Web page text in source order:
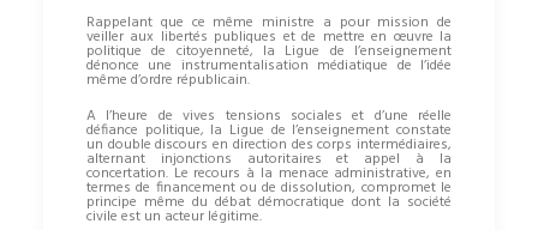
Rappelant que ce même ministre a pour mission de
veiller aux libertés publiques et de mettre en œuvre la
politique de citoyenneté, la Ligue de l’enseignement
dénonce une instrumentalisation médiatique de l’idée
même d’ordre républicain.
A l’heure de vives tensions sociales et d’une réelle
défiance politique, la Ligue de l’enseignement constate
un double discours en direction des corps intermédiaires,
alternant injonctions autoritaires et appel à la
concertation. Le recours à la menace administrative, en
termes de financement ou de dissolution, compromet le
principe même du débat démocratique dont la société
civile est un acteur légitime.